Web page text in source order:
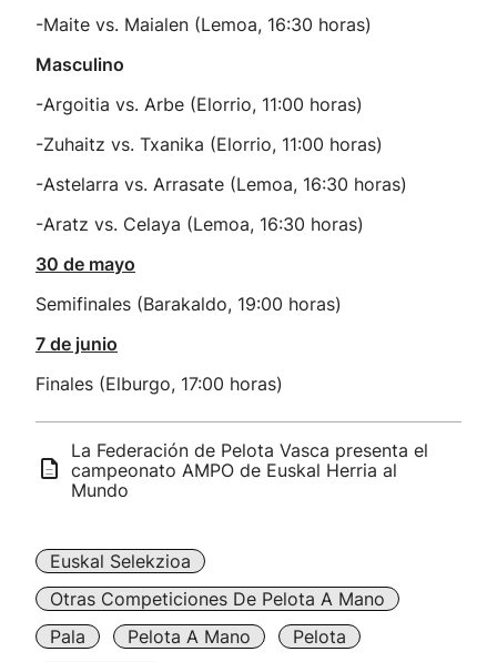
-Maite vs. Maialen (Lemoa, 16:30 horas)
Masculino
-Argoitia vs. Arbe (Elorrio, 11:00 horas)
-Zuhaitz vs. Txanika (Elorrio, 11:00 horas)
-Astelarra vs. Arrasate (Lemoa, 16:30 horas)
-Aratz vs. Celaya (Lemoa, 16:30 horas)
30 de mayo
Semifinales (Barakaldo, 19:00 horas)
7 de junio
Finales (Elburgo, 17:00 horas)
La Federación de Pelota Vasca presenta el
campeonato AMPO de Euskal Herria al
Mundo
Euskal Selekzioa
Otras Competiciones De Pelota A Mano
Pala
Pelota A Mano
Pelota